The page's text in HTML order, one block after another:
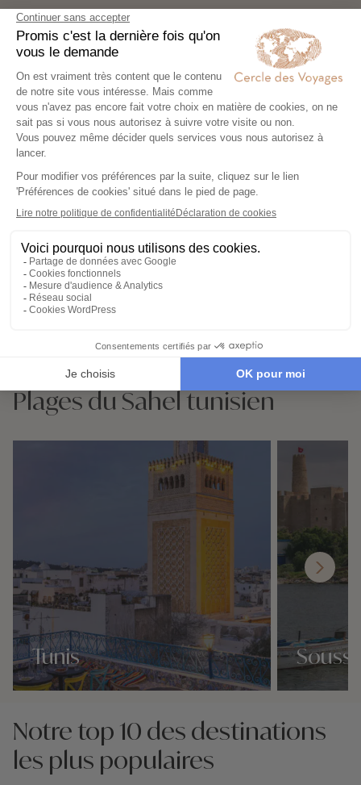
03 Réservez en toute sérénité
Hébergements, transports, formalités,
expériences exclusives : nous nous
chargeons de tout. Il ne vous reste plus
qu’à partir !
04 Partez l’esprit léger
Votre carnet de voyage personnalisé
contient les informations essentielles.
Sur place, notre conciergerie reste
Destinations à proximité de
Plages du Sahel tunisien
Tunis
Notre top 10 des destinations
les plus populaires